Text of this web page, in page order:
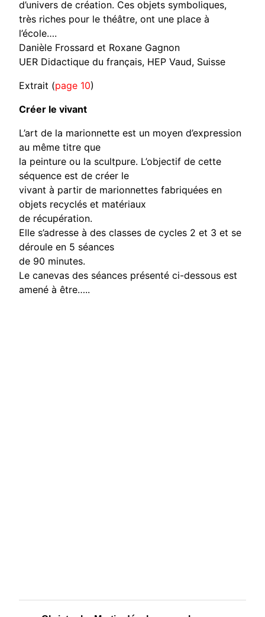
d’univers de création. Ces objets symboliques,
très riches pour le théâtre, ont une place à
l’école….
Danièle Frossard et Roxane Gagnon
UER Didactique du français, HEP Vaud, Suisse
Extrait (page 10)
Créer le vivant
L’art de la marionnette est un moyen d’expression
au même titre que
la peinture ou la scultpure. L’objectif de cette
séquence est de créer le
vivant à partir de marionnettes fabriquées en
objets recyclés et matériaux
de récupération.
Elle s’adresse à des classes de cycles 2 et 3 et se
déroule en 5 séances
de 90 minutes.
Le canevas des séances présenté ci-dessous est
amené à être…..